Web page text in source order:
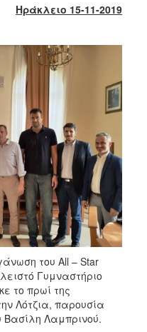
Ηράκλειο 15-11-2019
του All – Star
Γυμναστήριο
το πρωί της
Λότζια, παρουσία
Λαμπρινού.